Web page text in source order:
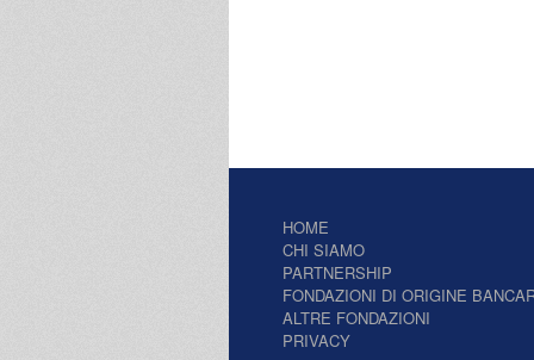
HOME
CHI SIAMO
PARTNERSHIP
FONDAZIONI DI ORIGINE
ALTRE FONDAZIONI
PRIVACY